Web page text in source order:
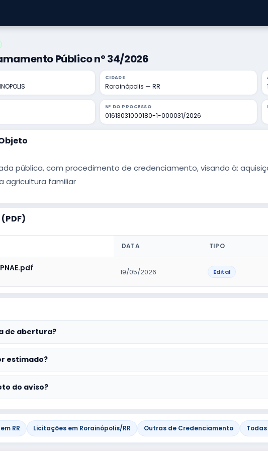
Público nº 34/2026
CIDADE
Rorainópolis — RR
Nº DO PROCESSO
01613031000180-1-000031/2026
pública, com procedimento de credenciamento, visando à:
agricultura familiar
DATA TIPO
19/05/2026 Edital
de abertura?
estimado?
do aviso?
RR Licitações em Rorainópolis/RR Outras de Credenciamento Todas